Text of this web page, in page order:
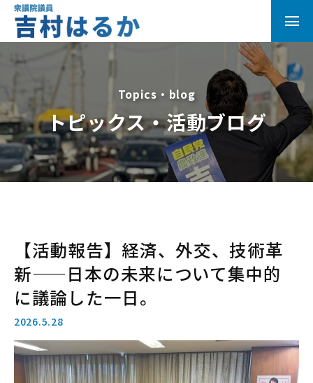
Topics・blog
トピックス・活動ブログ
【活動報告】経済、外交、技術革
新——日本の未来について集中的
に議論した一日。
2026.5.28